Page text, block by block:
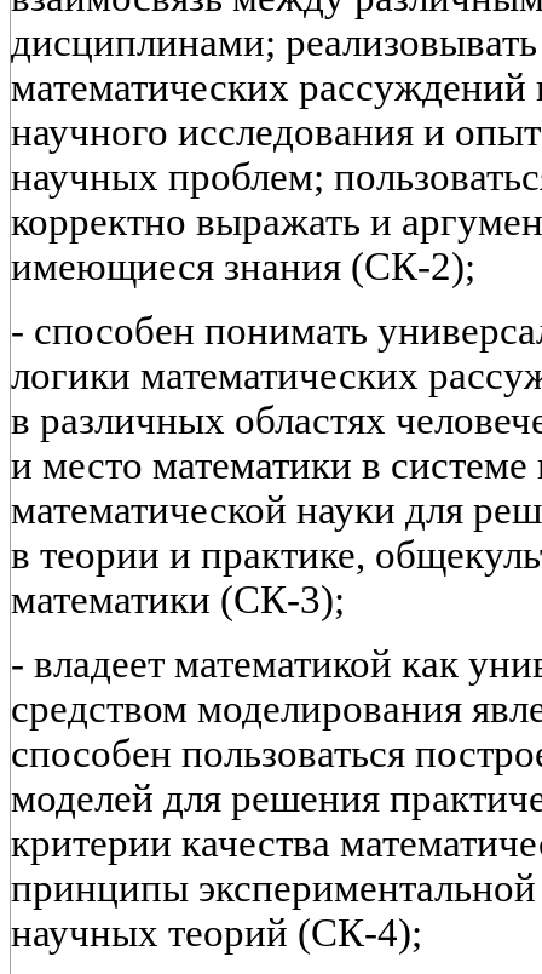
дисциплинами;
математических
научного исследования и
научных проблем;
корректно выражать и
имеющиеся знания (СК-2);
- способен понимать
логики математических
в различных областях
и место математики в системе
математической науки для
в теории и практике,
математики (СК-3);
- владеет математикой как
средством моделирования
способен пользоваться
моделей для решения
критерии качества
принципы
научных теорий (СК-4);